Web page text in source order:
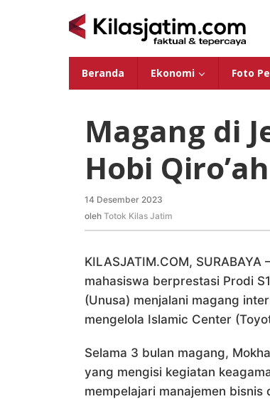
Beranda Ekonomi Foto
Magang di
Hobi
14 Desember 2023
Totok
oleh Totok Kilas Jatim
KILASJATIM.COM,
mahasiswa berprestasi Prodi
(Unusa) menjalani magang
mengelola Islamic Center
Selama 3 bulan magang,
yang mengisi kegiatan
mempelajari manajemen